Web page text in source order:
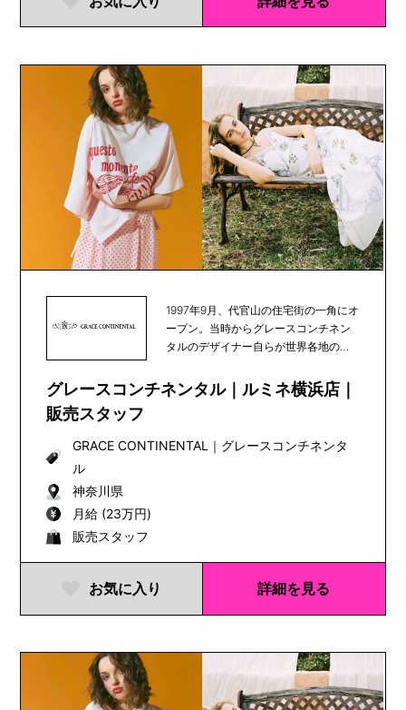
1997年9月、代官山の住宅街の一角にオ
ープン。当時からグレースコンチネン
タルのデザイナー自らが世界各地の素
グレースコンチネンタル｜ルミネ横浜店｜
販売スタッフ
GRACE CONTINENTAL ｜ グレースコンチネンタ
ル
神奈川県
月給 (23万円)
販売スタッフ
お気に入り 詳細を見る